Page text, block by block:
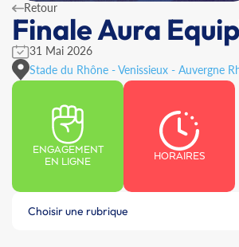
Retour
Finale Aura
31 Mai 2026
Stade du Rhône - Venissieux - Auvergne
ENGAGEMENT
EN LIGNE
HORAIRES
Choisir une rubrique